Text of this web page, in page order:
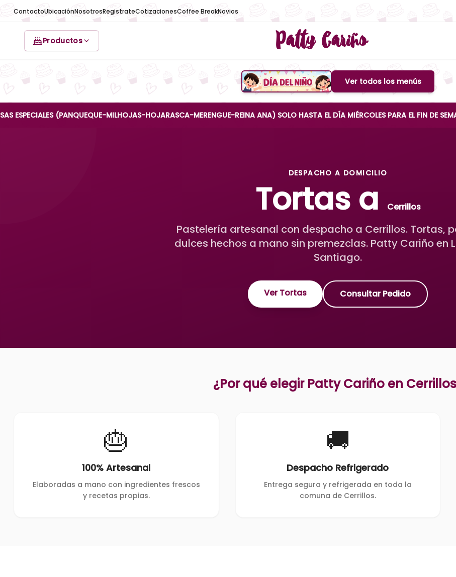
ContactoUbicaciónNosotrosRegistrateCotizacionesCoffee BreakNovios
Productos Patty Cariño
Boton de menuVer todos los menús
(PANQUEQUE-MILHOJAS-HOJARASCA-MERENGUE-REINA ANA) SOLO HASTA EL DÍA MIÉRCOLES PARA EL FIN DE SEMANA
DESPACHO A DOMICILIO
Tortas a Cerrillos
Pastelería artesanal con despacho a Cerrillos. Tortas,
dulces hechos a mano sin premezclas. Patty Cariño en
Santiago.
Ver Tortas Consultar Pedido
¿Por qué elegir Patty Cariño en Cerrillos
🎂
100% Artesanal
Elaboradas a mano con ingredientes frescos
y recetas propias.
🚚
Despacho Refrigerado
Entrega segura y refrigerada en toda la
comuna de Cerrillos.